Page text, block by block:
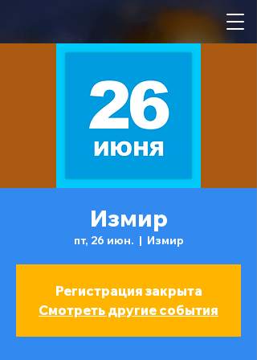
Измир
пт, 26 июн.
  |
Измир
Регистрация закрыта
Смотреть другие события